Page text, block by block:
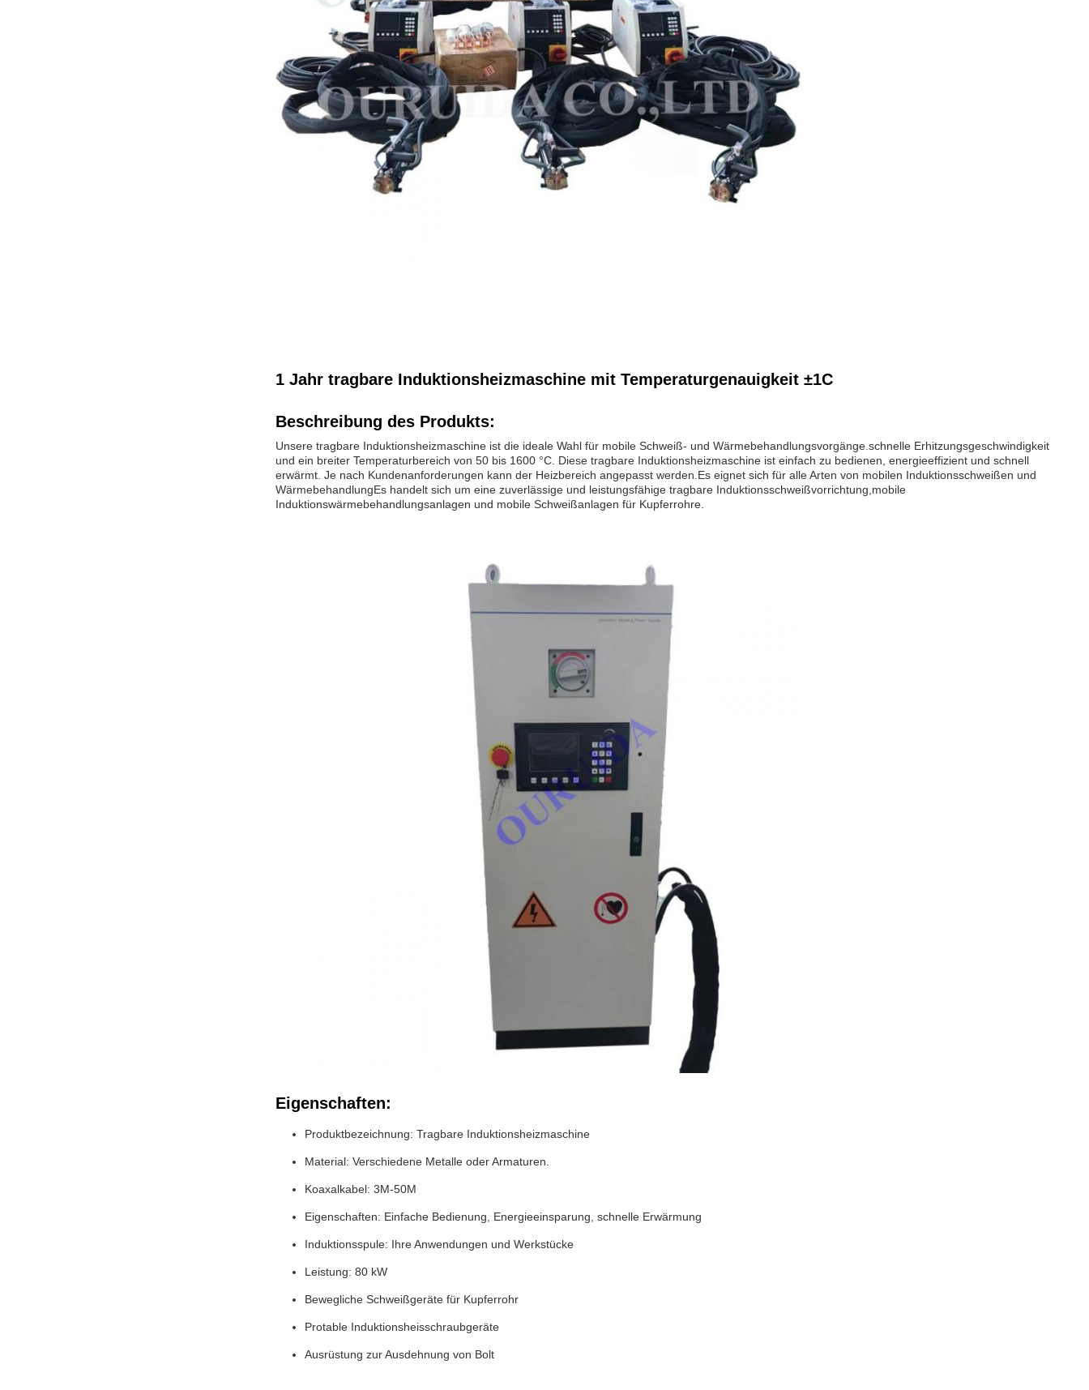
1 Jahr tragbare Induktionsheizmaschine mit Temperaturgenauigkeit ±1C
Beschreibung des Produkts:
Unsere tragbare Induktionsheizmaschine ist die ideale Wahl für mobile Schweiß- und Wärmebehandlungsvorgänge.schnelle Erhitzungsgeschwindigkeit
und ein breiter Temperaturbereich von 50 bis 1600 °C. Diese tragbare Induktionsheizmaschine ist einfach zu bedienen, energieeffizient und schnell
erwärmt. Je nach Kundenanforderungen kann der Heizbereich angepasst werden.Es eignet sich für alle Arten von mobilen Induktionsschweißen und
WärmebehandlungEs handelt sich um eine zuverlässige und leistungsfähige tragbare Induktionsschweißvorrichtung,mobile
Induktionswärmebehandlungsanlagen und mobile Schweißanlagen für Kupferrohre.
Eigenschaften:
Produktbezeichnung: Tragbare Induktionsheizmaschine
Material: Verschiedene Metalle oder Armaturen.
Koaxalkabel: 3M-50M
Eigenschaften: Einfache Bedienung, Energieeinsparung, schnelle Erwärmung
Induktionsspule: Ihre Anwendungen und Werkstücke
Leistung: 80 kW
Bewegliche Schweißgeräte für Kupferrohr
Protable Induktionsheisschraubgeräte
Ausrüstung zur Ausdehnung von Bolt